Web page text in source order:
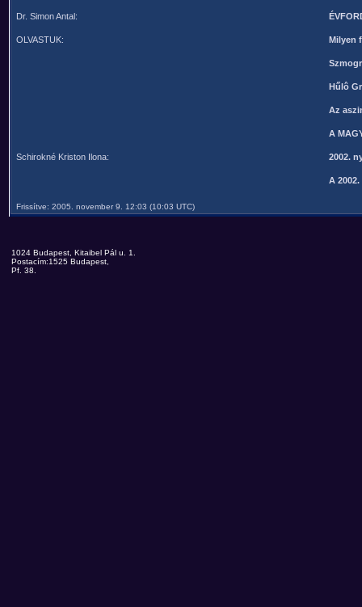
Dr. Simon Antal:
OLVASTUK: Milyen
Hűlô
Az
A
Schirokné Kriston Ilona: 2002.
A
Frissítve: 2005. november 9. 12:03 (10:03 UTC)
1024 Budapest, Kitaibel Pál u. 1.
Postacím:1525 Budapest,
Pf. 38.